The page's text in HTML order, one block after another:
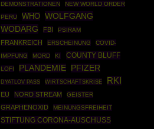
DEMONSTRATIONEN
NEW WORLD ORDER
PERU
WHO WOLFGANG
WODARG
FBI PSIRAM
FRANKREICH ERSCHEINUNG
COVID-
IMPFUNG
MORD KI COUNTY BLUFF
LOFI PLANDEMIE PFIZER
DYATLOV PASS WIRTSCHAFTSKRISE RKI
EU NORD STREAM GEISTER
GRAPHENOXID MEINUNGSFREIHEIT
STIFTUNG CORONA-AUSCHUSS